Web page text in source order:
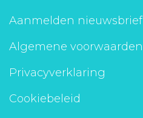
Aanmelden nieuwsbrief
Algemene voorwaarden
Privacyverklaring
Cookiebeleid